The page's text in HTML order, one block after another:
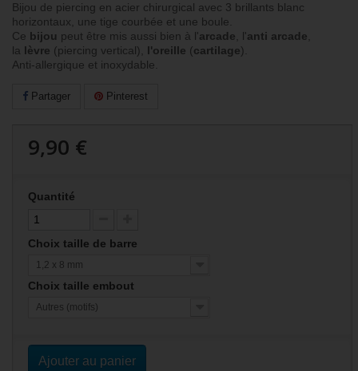
Bijou de piercing en acier chirurgical avec 3 brillants blanc
horizontaux, une tige courbée et une boule.
Ce bijou peut être mis aussi bien à l'arcade , l'anti arcade
la lèvre (piercing vertical), l'oreille (cartilage).
Anti-allergique et inoxydable.
Partager Pinterest
9,90 €
Quantité
Choix taille de barre
1,2 x 8 mm
Choix taille embout
Autres (motifs)
Ajouter au panier